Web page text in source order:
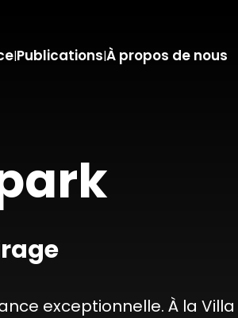
|Publications|À propos de nous
exceptionnelle. À la Villa